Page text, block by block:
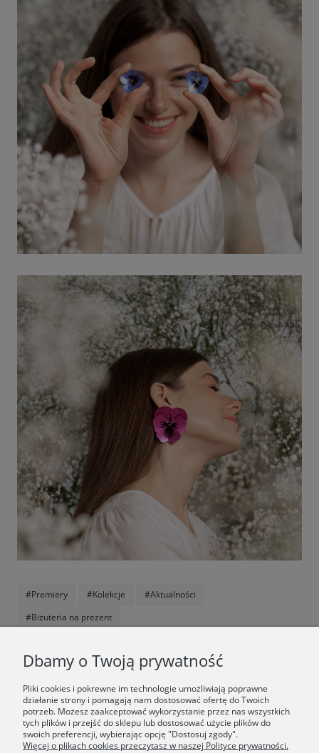
#Premiery #Kolekcje
#Aktualności
#Biżuteria na prezent
ŚWIAT ORSKA
Dołącz do nas:
Dbamy o Twoją prywatność
Pliki cookies i pokrewne im technologie umożliwiają poprawne
działanie strony i pomagają nam dostosować ofertę do Twoich
potrzeb. Możesz zaakceptować wykorzystanie przez nas wszystkich
tych plików i przejść do sklepu lub dostosować użycie plików do
swoich preferencji, wybierając opcję "Dostosuj zgody".
Więcej o plikach cookies przeczytasz w naszej Polityce prywatności.